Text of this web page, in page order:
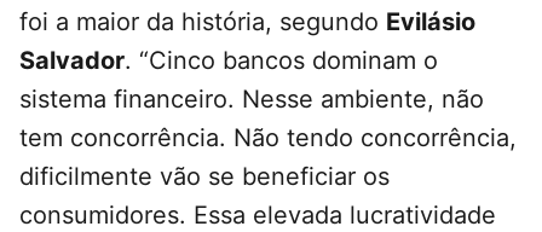
foi a maior da história, segundo Evilásio
Salvador. “Cinco bancos dominam o
sistema financeiro. Nesse ambiente, não
tem concorrência. Não tendo concorrência,
dificilmente vão se beneficiar os
consumidores. Essa elevada lucratividade